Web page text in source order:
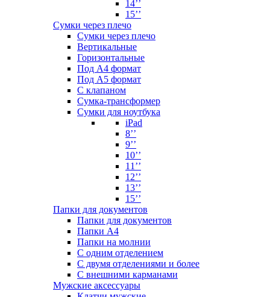
14’’
15’’
Сумки через плечо
Сумки через плечо
Вертикальные
Горизонтальные
Под А4 формат
Под А5 формат
С клапаном
Сумка-трансформер
Сумки для ноутбука
iPad
8’’
9’’
10’’
11’’
12’’
13’’
15’’
Папки для документов
Папки для документов
Папки А4
Папки на молнии
С одним отделением
С двумя отделениями и более
С внешними карманами
Мужские аксессуары